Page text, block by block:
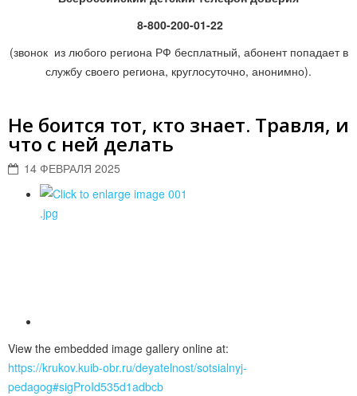
8-800-200-01-22
(звонок из любого региона РФ бесплатный, абонент попадает в
службу своего региона, круглосуточно, анонимно).
Не боится тот, кто знает. Травля, и
что с ней делать
14 ФЕВРАЛЯ 2025
View the embedded image gallery online at:
https://krukov.kuib-obr.ru/deyatelnost/sotsialnyj-
pedagog#sigProId535d1adbcb